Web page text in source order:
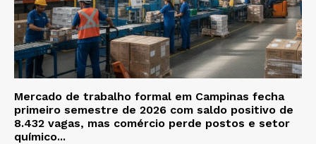
Mercado de trabalho formal em Campinas fecha
primeiro semestre de 2026 com saldo positivo de
8.432 vagas, mas comércio perde postos e setor
químico...